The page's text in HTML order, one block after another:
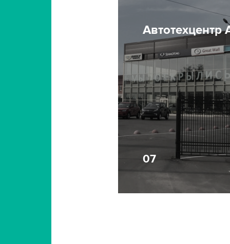
07